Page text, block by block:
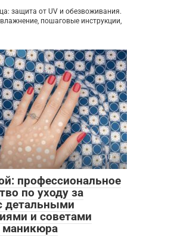
защита от UV и обезвоживания.
пошаговые инструкции,
0
профессиональное
по уходу за
детальными
и советами
маникюра